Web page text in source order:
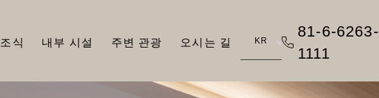
조식 내부 시설 주변 관광 오시는 길 KR
81-6-6263-
1111